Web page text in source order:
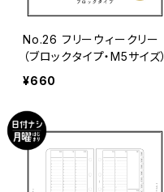
No.26 フリーウィークリー
（ブロックタイプ・M5サイズ）
¥660